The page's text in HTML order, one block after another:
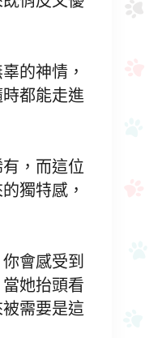
的神情，
都能走進
，而這位
獨特感，
會感受到
她抬頭看
需要是這